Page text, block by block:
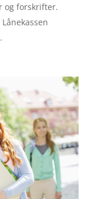
og forskrifter.